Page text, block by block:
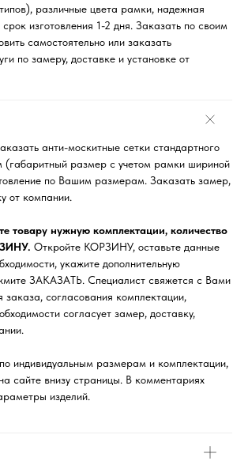
различные цвета рамки, надежная
изготовления 1-2 дня. Заказать по своим
самостоятельно или заказать
по замеру, доставке и установке от
анти-москитные сетки стандартного
(габаритный размер с учетом рамки шириной
по Вашим размерам. Заказать замер,
от компании.
товару нужную комплектации, количество
Откройте КОРЗИНУ, оставьте данные
укажите дополнительную
ЗАКАЗАТЬ. Специалист свяжется с Вами
заказа, согласования комплектации,
согласует замер, доставку,
индивидуальным размерам и комплектации,
сайте внизу страницы. В комментариях
изделий.